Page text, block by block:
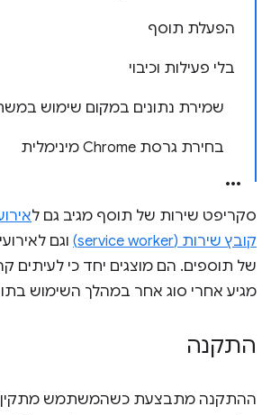
הפעלת תוסף
בלי פעילות וכיבוי
שמירת נתונים במקום שימוש
בחירת גרסת Chrome מינימלית
סקריפט שירות של תוסף מגיב גם ל
קובץ שירות (service worker)
וגם
של תוספים. הם מוצגים יחד כי לעיתים
מגיע אחרי סוג אחר במהלך השימוש
התקנה